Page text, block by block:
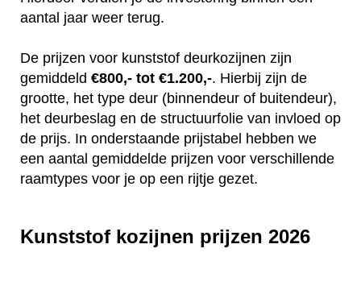
aantal jaar weer terug.
De prijzen voor kunststof deurkozijnen zijn
gemiddeld €800,- tot €1.200,-. Hierbij zijn de
grootte, het type deur (binnendeur of buitendeur),
het deurbeslag en de structuurfolie van invloed op
de prijs. In onderstaande prijstabel hebben we
een aantal gemiddelde prijzen voor verschillende
raamtypes voor je op een rijtje gezet.
Kunststof kozijnen prijzen 2026